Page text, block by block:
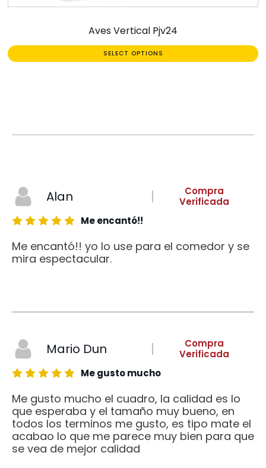
Aves Vertical Pjv24
SELECT OPTIONS
Alan
Compra
Verificada
Me encantó!!
Me encantó!! yo lo use para el comedor y se
mira espectacular.
Mario Dun
Compra
Verificada
Me gusto mucho
Me gusto mucho el cuadro, la calidad es lo
que esperaba y el tamaño muy bueno, en
todos los terminos me gusto, es tipo mate el
acabao lo que me parece muy bien para que
se vea de mejor calidad